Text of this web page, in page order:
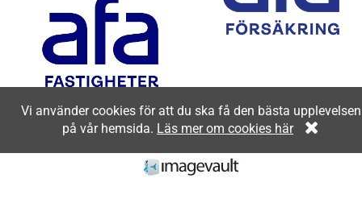
Vi använder cookies för att du ska få den bästa upplevelsen
på vår hemsida. Läs mer om cookies här